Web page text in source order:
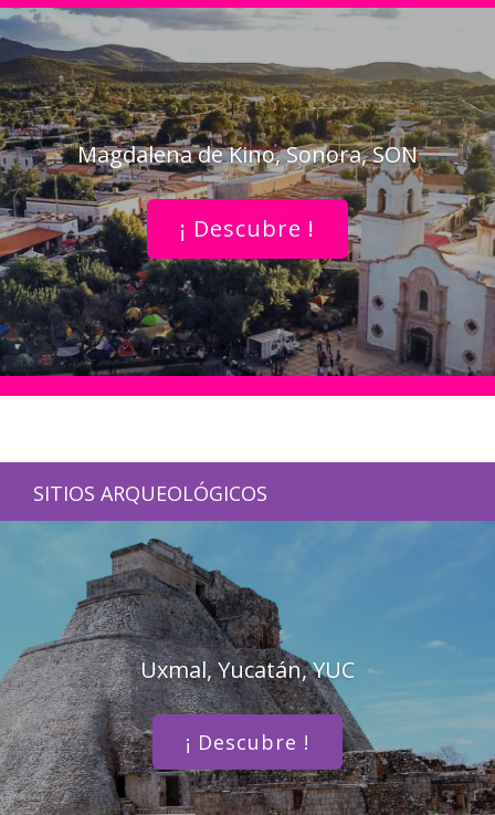
Magdalena de Kino, Sonora, SON
¡ Descubre !
SITIOS ARQUEOLÓGICOS
Uxmal, Yucatán, YUC
¡ Descubre !